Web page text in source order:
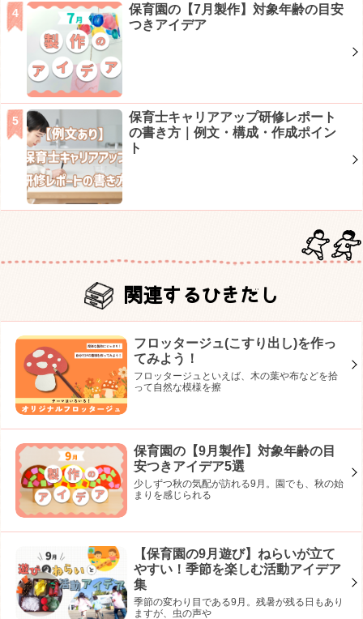
保育園の【7月製作】対象年齢の目安
つきアイデア
保育士キャリアアップ研修レポート
の書き方｜例文・構成・作成ポイン
ト
関連するひきだし
フロッタージュ(こすり出し)を作っ
てみよう！
フロッタージュといえば、木の葉や布などを拾
って自然な模様を擦
保育園の【9月製作】対象年齢の目
安つきアイデア5選
少しずつ秋の気配が訪れる9月。園でも、秋の始
まりを感じられる
【保育園の9月遊び】ねらいが立て
やすい！季節を楽しむ活動アイデア
集
季節の変わり目である9月。残暑が残る日もあり
ますが、虫の声や